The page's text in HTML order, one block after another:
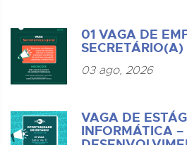
01 VAGA DE
03 ago, 2026
VAGA DE
INFORMÁTICA –